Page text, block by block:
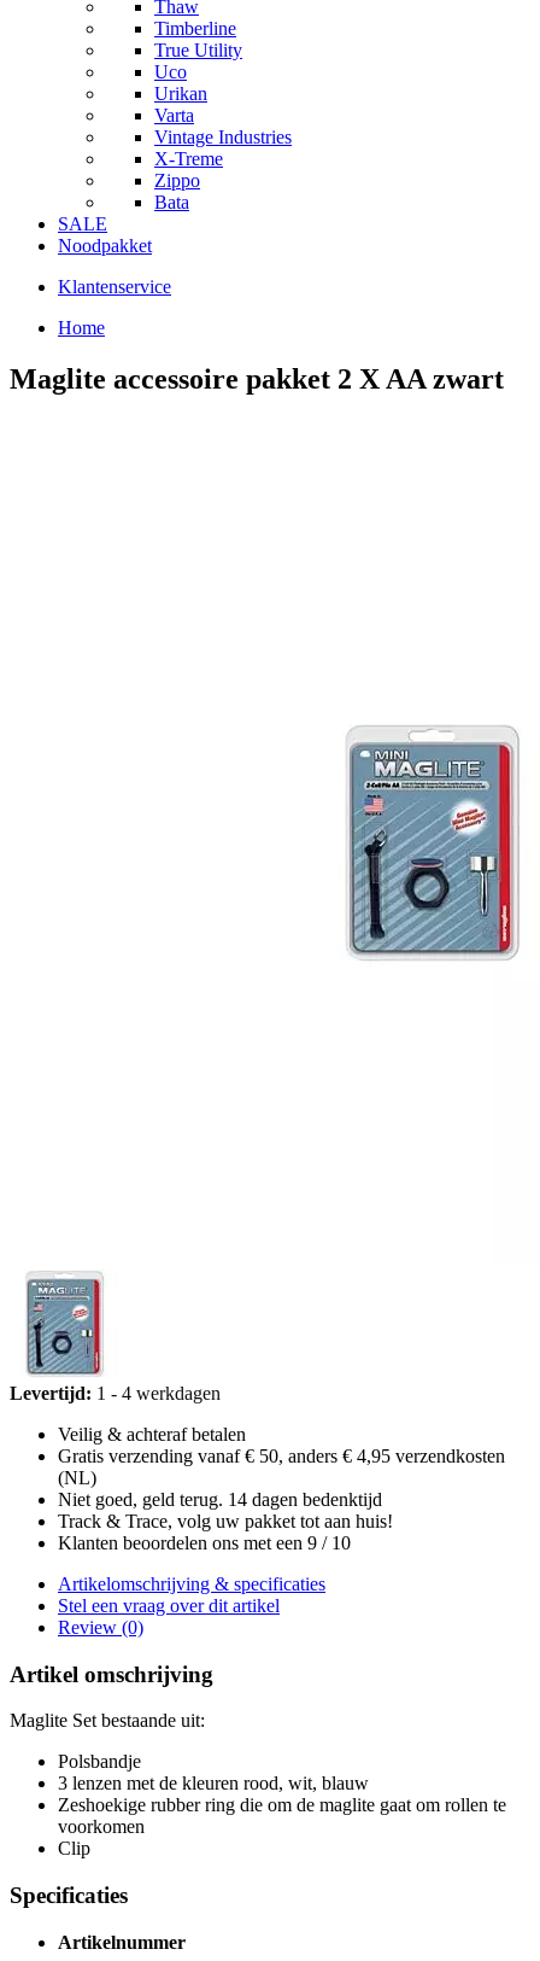
Thaw
Timberline
True Utility
Uco
Urikan
Varta
Vintage Industries
X-Treme
Zippo
Bata
SALE
Noodpakket
Klantenservice
Home
Maglite accessoire pakket 2 X AA zwart
Levertijd: 1 - 4 werkdagen
Veilig & achteraf betalen
Gratis verzending vanaf € 50, anders € 4,95 verzendkosten
(NL)
Niet goed, geld terug. 14 dagen bedenktijd
Track & Trace, volg uw pakket tot aan huis!
Klanten beoordelen ons met een 9 / 10
Artikelomschrijving & specificaties
Stel een vraag over dit artikel
Review (0)
Artikel omschrijving
Maglite Set bestaande uit:
Polsbandje
3 lenzen met de kleuren rood, wit, blauw
Zeshoekige rubber ring die om de maglite gaat om rollen te
voorkomen
Clip
Specificaties
Artikelnummer